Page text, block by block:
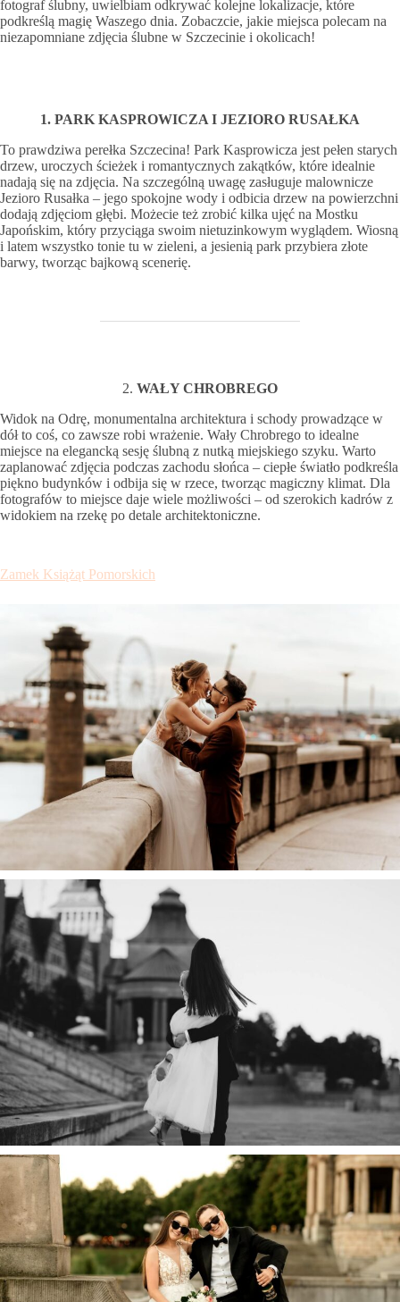
fotograf ślubny, uwielbiam odkrywać kolejne lokalizacje, które
podkreślą magię Waszego dnia. Zobaczcie, jakie miejsca polecam na
niezapomniane zdjęcia ślubne w Szczecinie i okolicach!
1. PARK KASPROWICZA I JEZIORO RUSAŁKA
To prawdziwa perełka Szczecina! Park Kasprowicza jest pełen starych
drzew, uroczych ścieżek i romantycznych zakątków, które idealnie
nadają się na zdjęcia. Na szczególną uwagę zasługuje malownicze
Jezioro Rusałka – jego spokojne wody i odbicia drzew na powierzchni
dodają zdjęciom głębi. Możecie też zrobić kilka ujęć na Mostku
Japońskim, który przyciąga swoim nietuzinkowym wyglądem. Wiosną
i latem wszystko tonie tu w zieleni, a jesienią park przybiera złote
barwy, tworząc bajkową scenerię.
2. WAŁY CHROBREGO
Widok na Odrę, monumentalna architektura i schody prowadzące w
dół to coś, co zawsze robi wrażenie. Wały Chrobrego to idealne
miejsce na elegancką sesję ślubną z nutką miejskiego szyku. Warto
zaplanować zdjęcia podczas zachodu słońca – ciepłe światło podkreśla
piękno budynków i odbija się w rzece, tworząc magiczny klimat. Dla
fotografów to miejsce daje wiele możliwości – od szerokich kadrów z
widokiem na rzekę po detale architektoniczne.
Zamek Książąt Pomorskich